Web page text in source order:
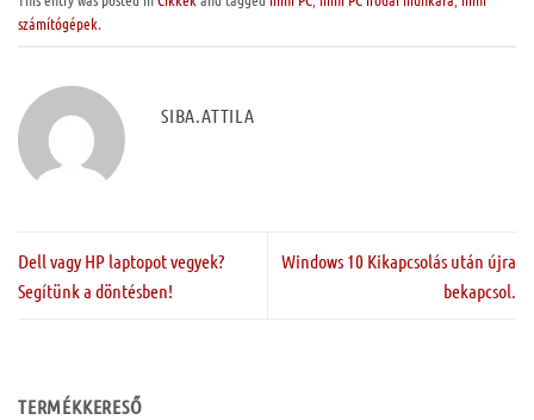
számítógépek.
SIBA.ATTILA
Dell vagy HP laptopot vegyek?
Segítünk a döntésben!
Windows 10 Kikapcsolás után újra
bekapcsol.
TERMÉKKERESŐ